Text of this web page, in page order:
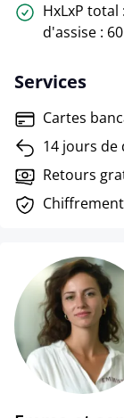
HxLxP total
d'assise : 60
Services
Cartes
14 jours
Retours